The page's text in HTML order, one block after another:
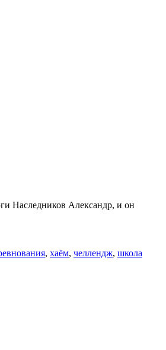
Наследников Александр, и он
, хаём, челлендж, школа